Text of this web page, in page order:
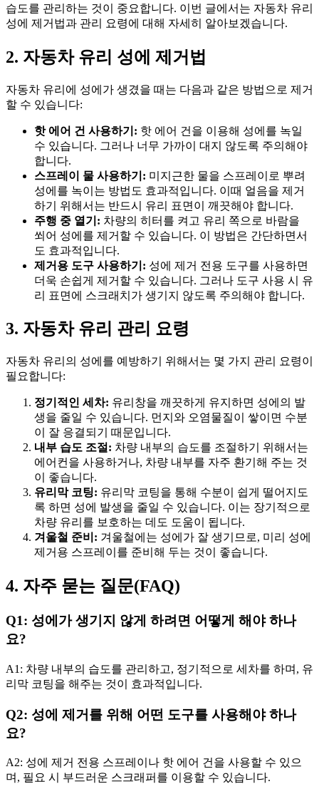
습도를 관리하는 것이 중요합니다. 이번 글에서는 자동차 유리
성에 제거법과 관리 요령에 대해 자세히 알아보겠습니다.
2. 자동차 유리 성에 제거법
자동차 유리에 성에가 생겼을 때는 다음과 같은 방법으로 제거
할 수 있습니다:
핫 에어 건 사용하기: 핫 에어 건을 이용해 성에를 녹일
수 있습니다. 그러나 너무 가까이 대지 않도록 주의해야
합니다.
스프레이 물 사용하기: 미지근한 물을 스프레이로 뿌려
성에를 녹이는 방법도 효과적입니다. 이때 얼음을 제거
하기 위해서는 반드시 유리 표면이 깨끗해야 합니다.
주행 중 열기: 차량의 히터를 켜고 유리 쪽으로 바람을
쐬어 성에를 제거할 수 있습니다. 이 방법은 간단하면서
도 효과적입니다.
제거용 도구 사용하기: 성에 제거 전용 도구를 사용하면
더욱 손쉽게 제거할 수 있습니다. 그러나 도구 사용 시 유
리 표면에 스크래치가 생기지 않도록 주의해야 합니다.
3. 자동차 유리 관리 요령
자동차 유리의 성에를 예방하기 위해서는 몇 가지 관리 요령이
필요합니다:
정기적인 세차: 유리창을 깨끗하게 유지하면 성에의 발
생을 줄일 수 있습니다. 먼지와 오염물질이 쌓이면 수분
이 잘 응결되기 때문입니다.
내부 습도 조절: 차량 내부의 습도를 조절하기 위해서는
에어컨을 사용하거나, 차량 내부를 자주 환기해 주는 것
이 좋습니다.
유리막 코팅: 유리막 코팅을 통해 수분이 쉽게 떨어지도
록 하면 성에 발생을 줄일 수 있습니다. 이는 장기적으로
차량 유리를 보호하는 데도 도움이 됩니다.
겨울철 준비: 겨울철에는 성에가 잘 생기므로, 미리 성에
제거용 스프레이를 준비해 두는 것이 좋습니다.
4. 자주 묻는 질문(FAQ)
Q1: 성에가 생기지 않게 하려면 어떻게 해야 하나
요?
A1: 차량 내부의 습도를 관리하고, 정기적으로 세차를 하며, 유
리막 코팅을 해주는 것이 효과적입니다.
Q2: 성에 제거를 위해 어떤 도구를 사용해야 하나
요?
A2: 성에 제거 전용 스프레이나 핫 에어 건을 사용할 수 있으
며, 필요 시 부드러운 스크래퍼를 이용할 수 있습니다.